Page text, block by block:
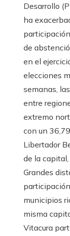
Desarrollo
ha
de
en el
elecciones
semanas,
entre
extremo
con un
Libertador
de la
Grandes
municipios
misma
Vitacura